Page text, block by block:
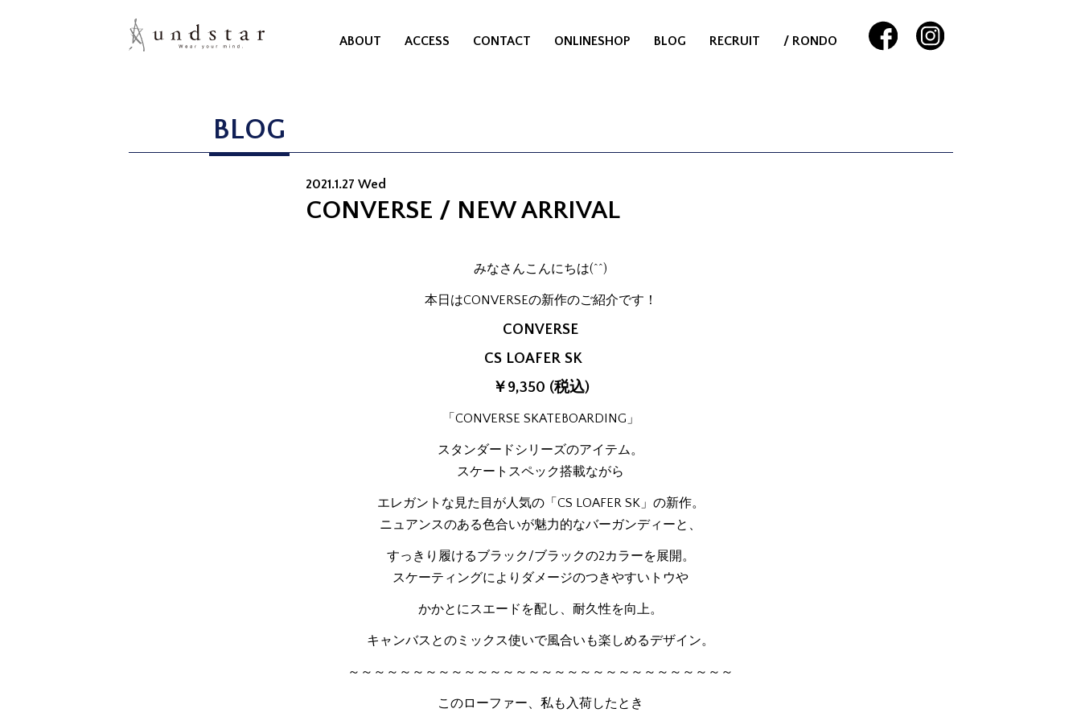
ABOUT ACCESS CONTACT ONLINESHOP BLOG RECRUIT / RONDO
BLOG
2021.1.27 Wed
CONVERSE / NEW ARRIVAL
みなさんこんにちは(^^)
本日はCONVERSEの新作のご紹介です！
CONVERSE
CS LOAFER SK
￥9,350 (税込)
「CONVERSE SKATEBOARDING」
スタンダードシリーズのアイテム。
スケートスペック搭載ながら
エレガントな見た目が人気の「CS LOAFER SK」の新作。
ニュアンスのある色合いが魅力的なバーガンディーと、
すっきり履けるブラック/ブラックの2カラーを展開。
スケーティングによりダメージのつきやすいトウや
かかとにスエードを配し、耐久性を向上。
キャンバスとのミックス使いで風合いも楽しめるデザイン。
～～～～～～～～～～～～～～～～～～～～～～～～～～～～～～
このローファー、私も入荷したとき